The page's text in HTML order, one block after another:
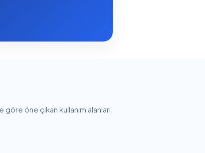
öne çıkan kullanım alanları.